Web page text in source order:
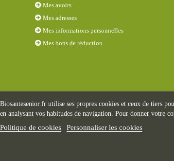
Mes avoirs
Mes adresses
Mes informations personnelles
Mes bons de réduction
Biosantesenior.fr utilise ses propres cookies et ceux de tiers
en analysant vos habitudes de navigation. Pour donner votre
Politique de cookies Personnaliser les cookies